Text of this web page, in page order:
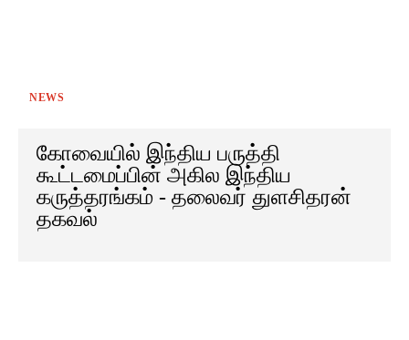
NEWS
கோவையில் இந்திய பருத்தி
கூட்டமைப்பின் அகில இந்திய
கருத்தரங்கம் - தலைவர் துளசிதரன்
தகவல்